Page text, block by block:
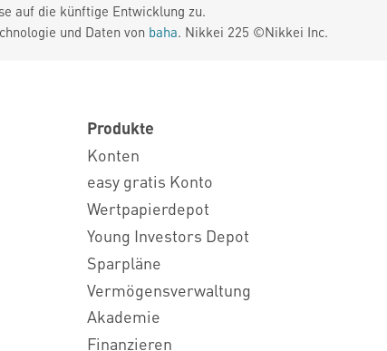
auf die künftige Entwicklung zu.
und Daten von baha. Nikkei 225 ©Nikkei Inc.
Produkte
Konten
easy gratis Konto
Wertpapierdepot
Young Investors Depot
Sparpläne
Vermögensverwaltung
Akademie
Finanzieren